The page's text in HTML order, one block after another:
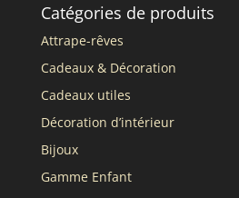
Catégories de produits
Attrape-rêves
Cadeaux & Décoration
Cadeaux utiles
Décoration d’intérieur
Bijoux
Gamme Enfant